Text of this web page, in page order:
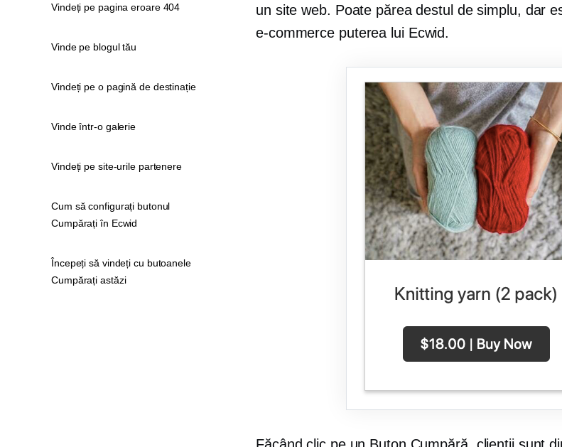
un site web. Poate părea destul de simplu, dar
e-commerce puterea lui Ecwid.
Vindeți pe pagina eroare 404
Vinde pe blogul tău
Vindeți pe o pagină de destinație
Vinde într-o galerie
Vindeți pe site-urile partenere
Cum să configurați butonul
Cumpărați în Ecwid
Începeți să vindeți cu butoanele
Cumpărați astăzi